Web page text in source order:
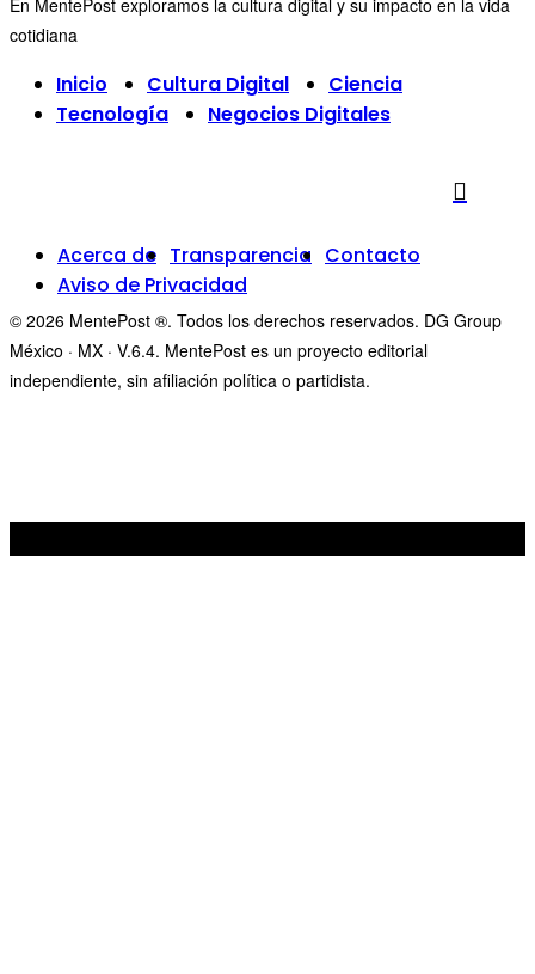
cotidiana
Inicio Cultura Digital
Ciencia
Tecnología
Negocios Digitales
Acerca de Transparencia Contacto
Aviso de Privacidad
© 2026 MentePost ®. Todos los derechos reservados. DG Group
México · MX · V.6.4. MentePost es un proyecto editorial
independiente, sin afiliación política o partidista.